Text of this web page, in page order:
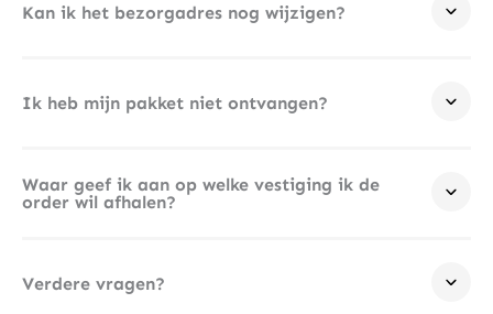
Kan ik het bezorgadres nog wijzigen?
Ik heb mijn pakket niet ontvangen?
Waar geef ik aan op welke vestiging ik de
order wil afhalen?
Verdere vragen?